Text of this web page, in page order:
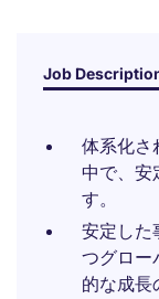
Job
体系化さ
中で、安
す。
安定した
つグロー
的な成長